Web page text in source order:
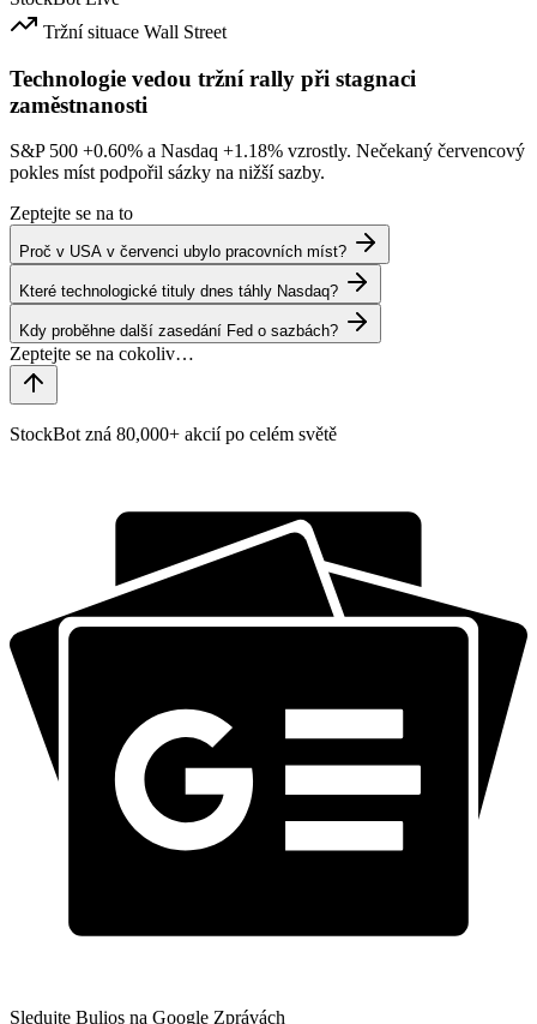
Tržní situace Wall Street
Technologie vedou tržní rally při stagnaci
zaměstnanosti
S&P 500 +0.60% a Nasdaq +1.18% vzrostly. Nečekaný červencový
pokles míst podpořil sázky na nižší sazby.
Zeptejte se na to
Proč v USA v červenci ubylo pracovních míst?
Které technologické tituly dnes táhly Nasdaq?
Kdy proběhne další zasedání Fed o sazbách?
StockBot zná 80,000+ akcií po celém světě
Sledujte Bulios na Google Zprávách